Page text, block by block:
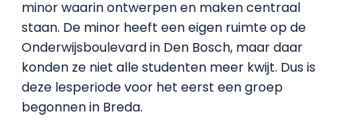
minor waarin ontwerpen en maken centraal
staan. De minor heeft een eigen ruimte op de
Onderwijsboulevard in Den Bosch, maar daar
konden ze niet alle studenten meer kwijt. Dus is
deze lesperiode voor het eerst een groep
begonnen in Breda.